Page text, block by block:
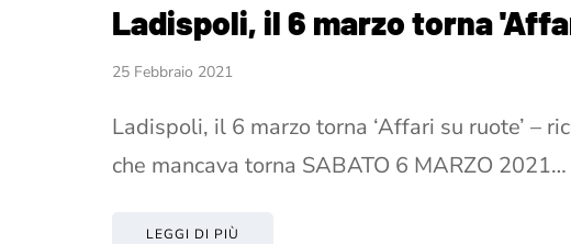
Ladispoli, il 6 marzo torna
25 Febbraio 2021
Ladispoli, il 6 marzo torna ‘Affari su ruote’ –
che mancava torna SABATO 6 MARZO 2021…
LEGGI DI PIÙ